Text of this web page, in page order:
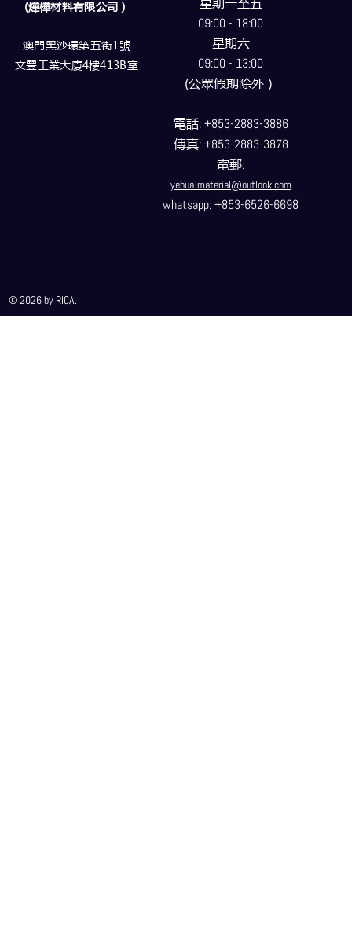
(燁樺材料有限公司）
澳門黑沙環第五街1號
文豐工業大廈4樓413B室
09:00 - 18:00
星期六
09:00 - 13:00
(公眾假期除外）
電話: +853-2883-3886
傳真: +853-2883-3878
電郵:
yehua-material@outlook.com
whatsapp: +853-6526-6698
© 2026 by RICA.